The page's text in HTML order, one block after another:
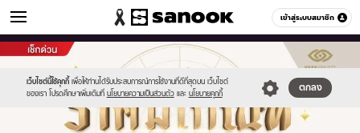
เข้าสู่ระบบสมาชิก
ดูดวง หมวดอื่นๆ
เว็บไซต์นี้ใช้คุกกี้ เพื่อให้ท่านได้รับประสบการณ์การใช้งานที่ดีที่สุดบน เว็บไซต์
ของเรา โปรดศึกษาเพิ่มเติมที่ นโยบายความเป็นส่วนตัว และ นโยบายคุกกี้
ตกลง
Sanook
//s.isanook.com/sr/0/images/logo-
sanook.png
600
//s.isanook.com/ho/0/ud/57/288263/horosoci_tagline-